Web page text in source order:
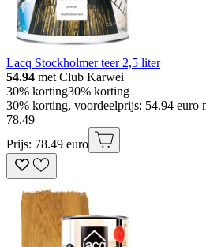
Lacq Stockholmer teer 2,5 liter
54.94 met Club Karwei
30% korting30% korting
30% korting, voordeelprijs: 54.94 euro
78.49
Prijs: 78.49 euro